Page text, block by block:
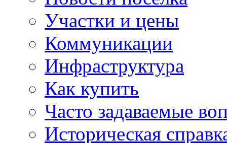
Участки и цены
Коммуникации
Инфраструктура
Как купить
Часто задаваемые
Историческая